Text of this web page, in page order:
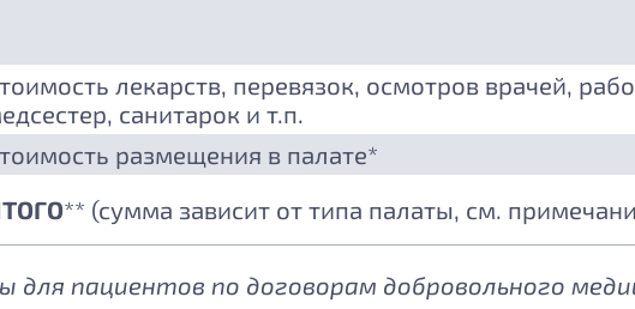
лекарств, перевязок, осмотров врачей,
санитарок и т.п.
размещения в палате*
** (сумма зависит от типа палаты, см.
для пациентов по договорам добровольного